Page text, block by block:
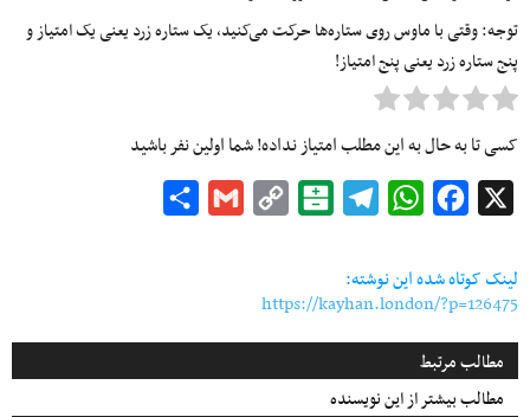
توجه: وقتی با ماوس روی ستاره‌ها حرکت می‌کنید، یک ستاره زرد یعنی یک امتیاز و
پنج ستاره زرد یعنی پنج امتیاز!
کسی تا به حال به این مطلب امتیاز نداده! شما اولین نفر باشید
Facebook
WhatsApp
Telegram
Balatarin
Copy
Gmail
لینک کوتاه شده این نوشته:
https://kayhan.london/?p=126475
مطالب مرتبط
مطالب بیشتر از این نویسنده